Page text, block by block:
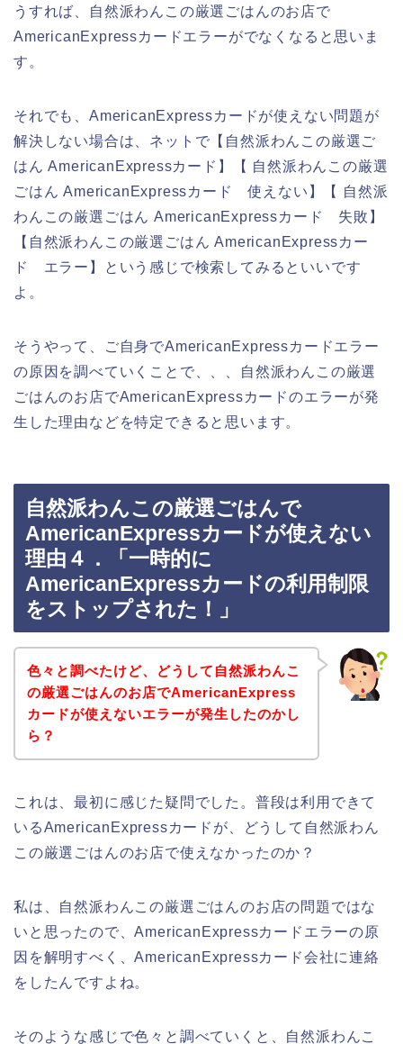
うすれば、自然派わんこの厳選ごはんのお店で
AmericanExpressカードエラーがでなくなると思いま
す。
それでも、AmericanExpressカードが使えない問題が
解決しない場合は、ネットで【自然派わんこの厳選ご
はん AmericanExpressカード】【 自然派わんこの厳選
ごはん AmericanExpressカード 使えない】【 自然派
わんこの厳選ごはん AmericanExpressカード 失敗】
【自然派わんこの厳選ごはん AmericanExpressカー
ド エラー】という感じで検索してみるといいです
よ。
そうやって、ご自身でAmericanExpressカードエラー
の原因を調べていくことで、、、自然派わんこの厳選
ごはんのお店でAmericanExpressカードのエラーが発
生した理由などを特定できると思います。
自然派わんこの厳選ごはんで
AmericanExpressカードが使えない
理由４．「一時的に
AmericanExpressカードの利用制限
をストップされた！」
色々と調べたけど、どうして自然派わんこ
の厳選ごはんのお店でAmericanExpress
カードが使えないエラーが発生したのかし
ら？
これは、最初に感じた疑問でした。普段は利用できて
いるAmericanExpressカードが、どうして自然派わん
この厳選ごはんのお店で使えなかったのか？
私は、自然派わんこの厳選ごはんのお店の問題ではな
いと思ったので、AmericanExpressカードエラーの原
因を解明すべく、AmericanExpressカード会社に連絡
をしたんですよね。
そのような感じで色々と調べていくと、自然派わんこ